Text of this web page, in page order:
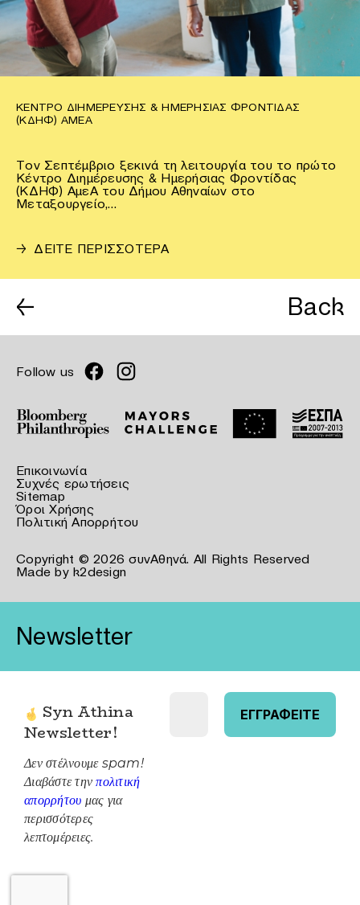
ΚΈΝΤΡΟ ΔΙΗΜΈΡΕΥΣΗΣ & ΗΜΕΡΉΣΙΑΣ ΦΡΟΝΤΊΔΑΣ
(ΚΔΗΦ) ΑΜΕΑ
Τον Σεπτέμβριο ξεκινά τη λειτουργία του το πρώτο
Κέντρο Διημέρευσης & Ημερήσιας Φροντίδας
(ΚΔΗΦ) ΑμεΑ του Δήμου Αθηναίων στο
Μεταξουργείο,…
→ ΔΕΙΤΕ ΠΕΡΙΣΣΟΤΕΡΑ
← Back
Follow us
Επικοινωνία
Συχνές ερωτήσεις
Sitemap
Όροι Χρήσης
Πολιτική Απορρήτου
Copyright © 2026 συνΑθηνά. All Rights Reserved
Made by k2design
Newsletter
Syn Athina
Newsletter!
Δεν στέλνουμε spam!
Διαβάστε τηνπολιτική
απορρήτου μας για
περισσότερες
λεπτομέρειες.